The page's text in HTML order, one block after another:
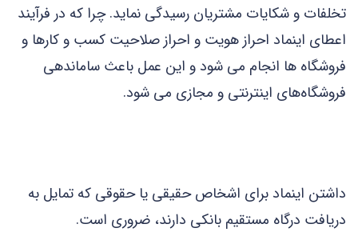
تخلفات و شکایات مشتریان رسیدگی نماید. چرا که در فرآیند
اعطای اینماد احراز هویت و احراز صلاحیت کسب و کارها و
فروشگاه ها انجام می شود و این عمل باعث ساماندهی
فروشگاه‌های اینترنتی و مجازی می شود.
داشتن اینماد برای اشخاص حقیقی یا حقوقی که تمایل به
دریافت درگاه مستقیم بانکی دارند، ضروری است.